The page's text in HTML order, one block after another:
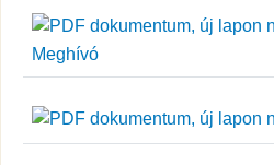
Meghívó